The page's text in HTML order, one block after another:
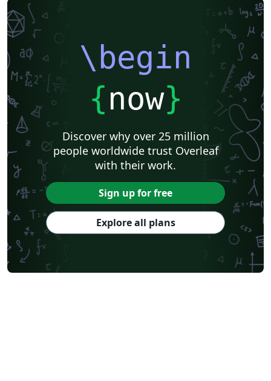
\begin
{now}
Discover why over 25 million
people worldwide trust Overleaf
with their work.
Sign up for free
Explore all plans